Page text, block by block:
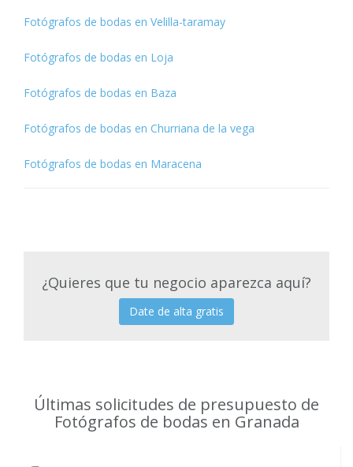
Fotógrafos de bodas en Velilla-taramay
Fotógrafos de bodas en Loja
Fotógrafos de bodas en Baza
Fotógrafos de bodas en Churriana de la vega
Fotógrafos de bodas en Maracena
¿Quieres que tu negocio aparezca aquí?
Date de alta gratis
Últimas solicitudes de presupuesto de
Fotógrafos de bodas en Granada